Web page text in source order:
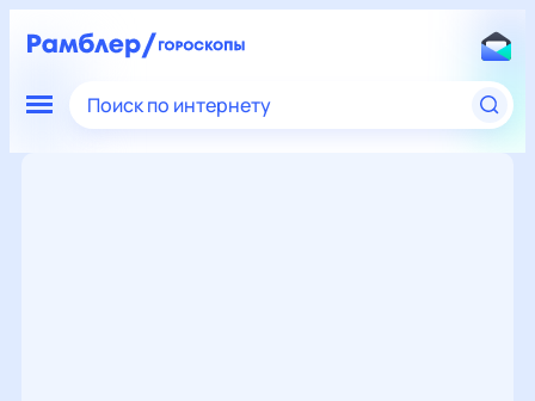
Поиск по интернету